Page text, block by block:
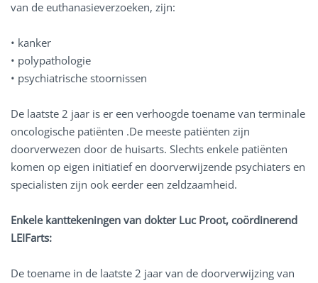
van de euthanasieverzoeken, zijn:
• kanker
• polypathologie
• psychiatrische stoornissen
De laatste 2 jaar is er een verhoogde toename van terminale
oncologische patiënten .De meeste patiënten zijn
doorverwezen door de huisarts. Slechts enkele patiënten
komen op eigen initiatief en doorverwijzende psychiaters en
specialisten zijn ook eerder een zeldzaamheid.
Enkele kanttekeningen van dokter Luc Proot, coördinerend
LEIFarts:
De toename in de laatste 2 jaar van de doorverwijzing van